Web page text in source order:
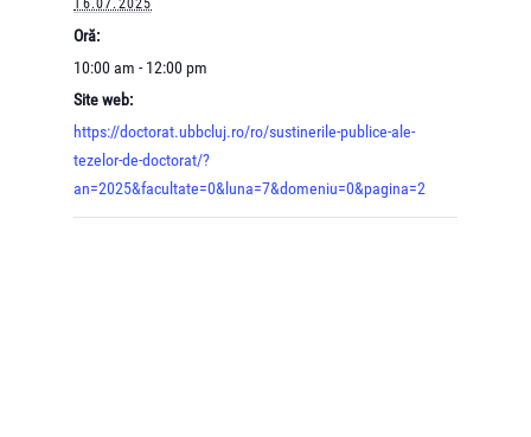
16.07.2025
Oră:
10:00 am - 12:00 pm
Site web:
https://doctorat.ubbcluj.ro/ro/sustinerile-publice-ale-
tezelor-de-doctorat/?
an=2025&facultate=0&luna=7&domeniu=0&pagina=2